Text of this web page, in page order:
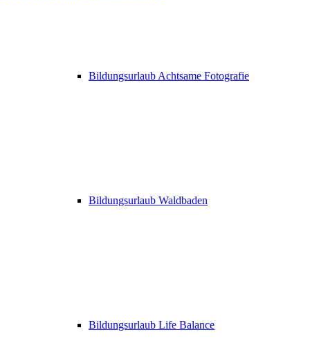
Bildungsurlaub Achtsame Fotografie
Bildungsurlaub Waldbaden
Bildungsurlaub Life Balance